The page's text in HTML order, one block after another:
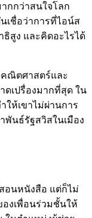
กกว่าสนใจโลก
เชื่อว่าการที่ไอน์ส
สูง และคิดอะไรได้
ณิตศาสตร์และ
ดเปรื่องมากที่สุด ใน
ห้เขาไม่ผ่านการ
พันธ์รัฐสวิสในเมือง
อนหนังสือ แต่ก็ไม่
องเพื่อนร่วมชั้นให้